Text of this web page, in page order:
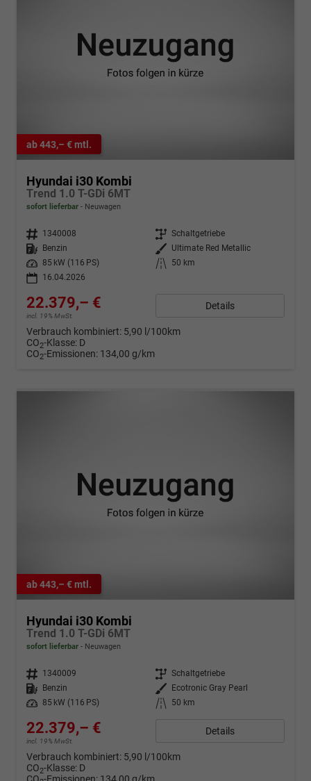
ab 443,– € mtl.
Hyundai i30 Kombi
Trend 1.0 T-GDi 6MT
sofort lieferbar Neuwagen
Fahrzeugnr. 1340008 Getriebe Schaltgetriebe
Kraftstoff
Benzin Außenfarbe
Ultimate Red Metallic
Leistung
85 kW (116 PS) Kilometerstand
50 km
16.04.2026
22.379,– €
incl. 19% MwSt.
Details
Verbrauch kombiniert: 5,90 l/100km
CO2-Klasse: D
CO2-Emissionen: 134,00 g/km
ab 443,– € mtl.
Hyundai i30 Kombi
Trend 1.0 T-GDi 6MT
sofort lieferbar Neuwagen
Fahrzeugnr. 1340009 Getriebe Schaltgetriebe
Kraftstoff
Benzin Außenfarbe
Ecotronic Gray Pearl
Leistung
85 kW (116 PS) Kilometerstand 50 km
22.379,– €
incl. 19% MwSt.
Details
Verbrauch kombiniert: 5,90 l/100km
CO2-Klasse: D